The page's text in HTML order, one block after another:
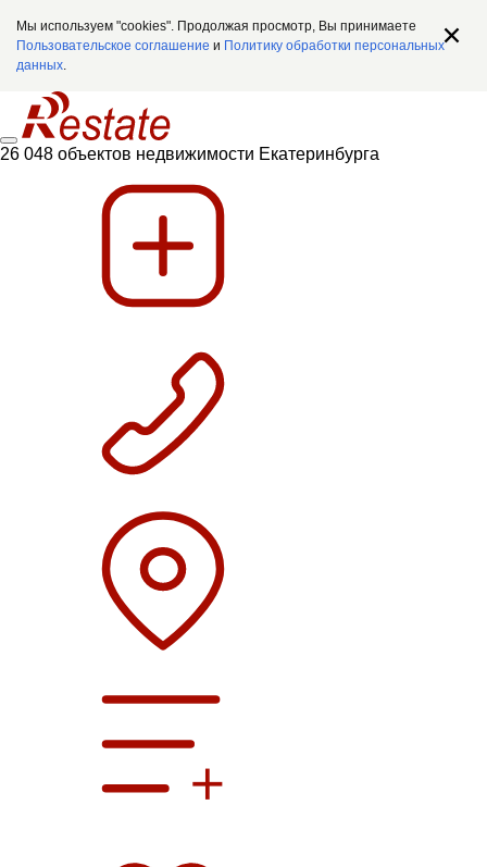
Мы используем "cookies". Продолжая просмотр, Вы принимаете
Пользовательское соглашение и Политику обработки персональных
данных.
26 048 объектов недвижимости Екатеринбурга